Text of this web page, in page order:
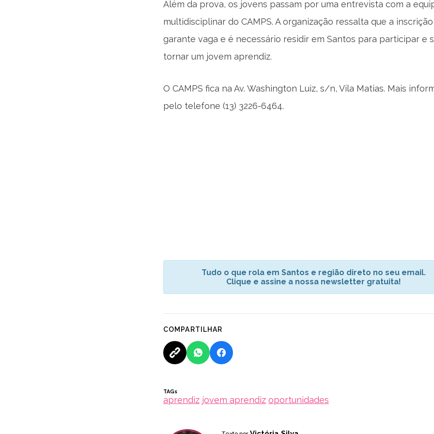
Além da prova, os jovens passam por uma entrevista com a
multidisciplinar do CAMPS. A organização ressalta que a
garante vaga e é necessário residir em Santos para participar e
tornar um jovem aprendiz.
O CAMPS fica na Av. Washington Luiz, s/n, Vila Matias. Mais
pelo telefone (13) 3226-6464.
Tudo o que rola em Santos e região direto no seu email.
Clique e assine a nossa newsletter gratuita!
COMPARTILHAR
TAGs
aprendiz jovem aprendiz oportunidades